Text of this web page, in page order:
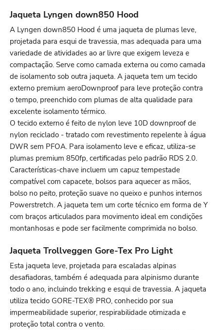
Jaqueta Lyngen down850 Hood
A Lyngen down850 Hood é uma jaqueta de plumas leve,
projetada para esqui de travessia, mas adequada para uma
variedade de atividades ao ar livre que exigem leveza e
compactação. Serve como camada externa ou como camada
de isolamento sob outra jaqueta. A jaqueta tem um tecido
externo premium aeroDownproof para leve proteção contra
o tempo, preenchido com plumas de alta qualidade para
excelente isolamento térmico.
O tecido externo é feito de nylon leve 10D downproof de
nylon reciclado - tratado com revestimento repelente à água
DWR sem PFOA. Para isolamento leve e eficaz, utiliza-se
plumas premium 850fp, certificadas pelo padrão RDS 2.0.
Características-chave incluem um capuz tempestade
compatível com capacete, bolsos para aquecer as mãos,
bolso no peito, proteção suave no queixo e punhos internos
Powerstretch. A jaqueta tem um corte técnico em forma de Y
com braços articulados para movimento ideal em condições
montanhosas e pode ser facilmente comprimida no bolso.
Jaqueta Trollveggen Gore-Tex Pro Light
Esta jaqueta leve, projetada para escaladas alpinas
desafiadoras, também é adequada para alpinismo durante
todo o ano, incluindo trekking e esqui de travessia. A jaqueta
utiliza tecido GORE-TEX® PRO, conhecido por sua
impermeabilidade superior, respirabilidade otimizada e
proteção total contra o vento.